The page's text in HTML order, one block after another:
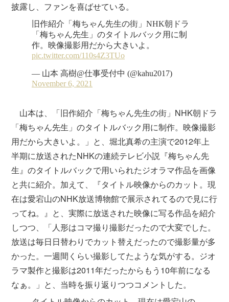
披露し、ファンを喜ばせている。
山本は、「旧作紹介「梅ちゃん先生の街」NHK朝ドラ
「梅ちゃん先生」のタイトルバック用に制作。映像撮影
用だから大きいよ。」と、堀北真希の主演で2012年上
半期に放送されたNHKの連続テレビ小説『梅ちゃん先
生』のタイトルバックで用いられたジオラマ作品を画像
と共に紹介。加えて、『タイトル映像からのカット。現
在は愛宕山のNHK放送博物館で展示されてるので見に行
ってね。』と、実際に放送された映像に写る作品を紹介
しつつ、「人形はコマ撮り撮影だったので大変でした。
放送は毎日日替わりでカット替えだったので撮影量が多
かった。一週間くらい撮影してたような気がする。ジオ
ラマ製作と撮影は2011年だったからもう10年前になる
なぁ。」と、当時を振り返りつつコメントした。